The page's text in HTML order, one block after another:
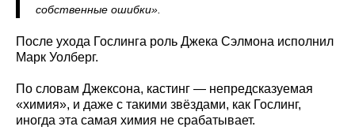
собственные ошибки».
После ухода Гослинга роль Джека Сэлмона исполнил
Марк Уолберг.
По словам Джексона, кастинг — непредсказуемая
«химия», и даже с такими звёздами, как Гослинг,
иногда эта самая химия не срабатывает.